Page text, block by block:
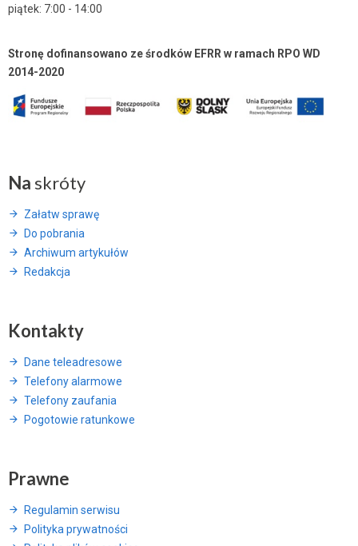
piątek: 7:00 - 14:00
Stronę dofinansowano ze środków EFRR w ramach RPO WD
2014-2020
Na skróty
Załatw sprawę
Do pobrania
Archiwum artykułów
Redakcja
Kontakty
Dane teleadresowe
Telefony alarmowe
Telefony zaufania
Pogotowie ratunkowe
Prawne
Regulamin serwisu
Polityka prywatności